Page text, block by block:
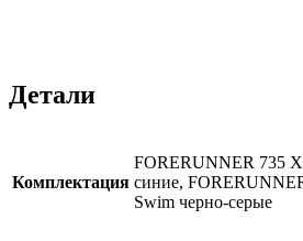
Детали
Комплектация
FORERUNNER 735
синие,
Swim черно-серые